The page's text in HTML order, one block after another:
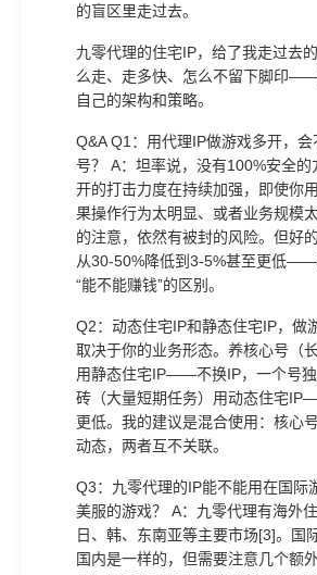
的盲区里走过去。
九零代理的住宅IP，给了我走过去
么走、走多快、怎么不留下脚印
自己的架构和策略。
Q&A Q1：用代理IP做游戏多开，
号？ A：坦率说，没有100%安全的
开的打击力度在持续加强，即使你
果操作行为太明显、或者业务规模
的注意，依然有被封的风险。但好
从30-50%降低到3-5%甚至更低——
“能不能赚钱”的区别。
Q2：动态住宅IP和静态住宅IP，做
取决于你的业务形态。养核心号（
用静态住宅IP——不换IP，一个号独
砖（大量短期任务）用动态住宅
更低。我的建议是混合使用：核心
动态，两者互不关联。
Q3：九零代理的IP能不能用在国际
美服的游戏？ A：九零代理有海外
日、韩、东南亚等主要市场[3]。国
国内是一样的，但需要注意几个额